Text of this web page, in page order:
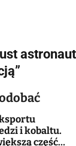
i kobaltu.
część